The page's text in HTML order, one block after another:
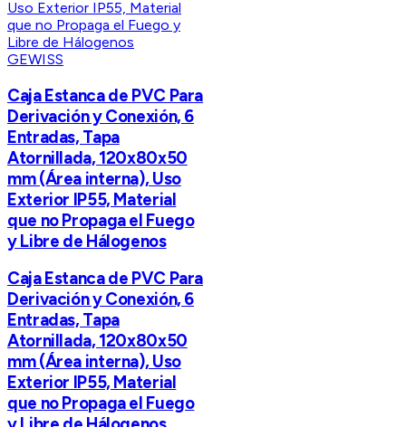
GEWISS
Caja Estanca de PVC Para
Derivación y Conexión, 6
Entradas, Tapa
Atornillada, 120x80x50
mm (Área interna), Uso
Exterior IP55, Material
que no Propaga el Fuego
y Libre de Hálogenos
Caja Estanca de PVC Para
Derivación y Conexión, 6
Entradas, Tapa
Atornillada, 120x80x50
mm (Área interna), Uso
Exterior IP55, Material
que no Propaga el Fuego